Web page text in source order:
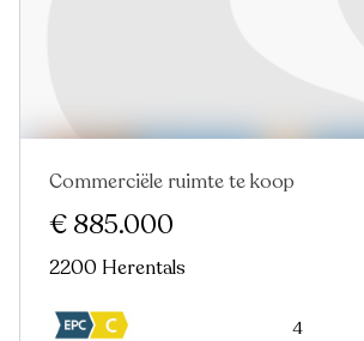
Commerciële ruimte te koop
€ 885.000
2200 Herentals
4